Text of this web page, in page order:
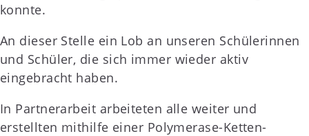
konnte.
An dieser Stelle ein Lob an unseren Schülerinnen
und Schüler, die sich immer wieder aktiv
eingebracht haben.
In Partnerarbeit arbeiteten alle weiter und
erstellten mithilfe einer Polymerase-Ketten-